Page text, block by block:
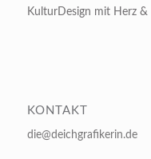
KulturDesign mit Herz &
KONTAKT
die@deichgrafikerin.de